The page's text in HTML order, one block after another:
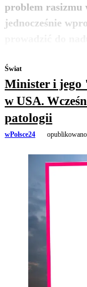
problem rasizmu
jednocześnie
Świat
Minister i jego
w USA.
patologii
wPolsce24